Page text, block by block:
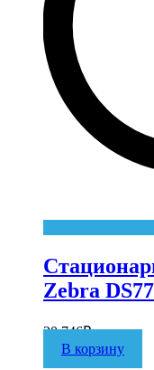
Zebra
20 746₽
В корзину